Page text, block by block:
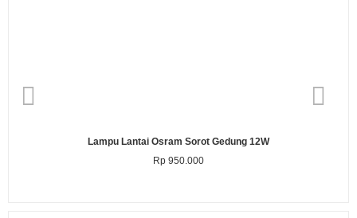
Lampu Lantai Osram Sorot Gedung 12W
Rp 950.000